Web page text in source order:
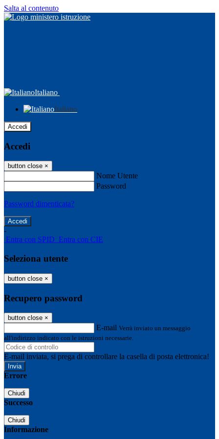
Salta al contenuto
Italiano
Italiano
Accedi
Accedi
button close ×
Nome Utente
Password
Password dimenticata?
-
Entra con SPID Entra con CIE
Seleziona utente
button close ×
Recupero password
button close ×
E-mail Verrà inviato un messaggio
all'indirizzo indicato con le istruzioni necessarie.
E-mail inviata, si prega di controllare la casella di posta elettronica!
Errore
Chiudi
Successo
Chiudi
Informazione